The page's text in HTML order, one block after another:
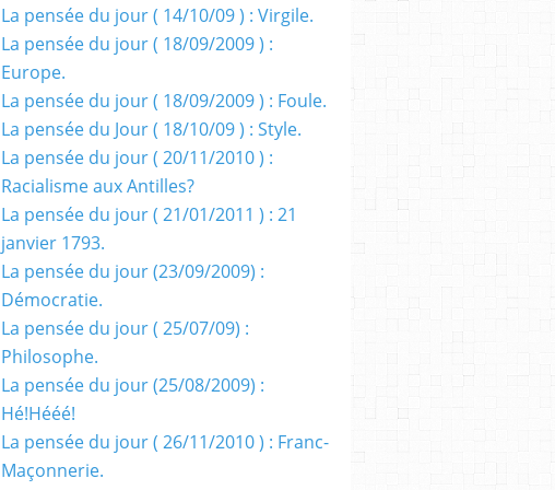
La pensée du jour ( 14/10/09 ) : Virgile.
La pensée du jour ( 18/09/2009 ) :
Europe.
La pensée du jour ( 18/09/2009 ) : Foule.
La pensée du Jour ( 18/10/09 ) : Style.
La pensée du jour ( 20/11/2010 ) :
Racialisme aux Antilles?
La pensée du jour ( 21/01/2011 ) : 21
janvier 1793.
La pensée du jour (23/09/2009) :
Démocratie.
La pensée du jour ( 25/07/09) :
Philosophe.
La pensée du jour (25/08/2009) :
Hé!Hééé!
La pensée du jour ( 26/11/2010 ) : Franc-
Maçonnerie.